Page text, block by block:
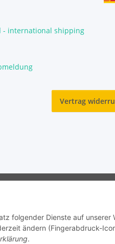
folgender Dienste auf unserer
ändern (Fingerabdruck-
.
- international shipping
Vertrag